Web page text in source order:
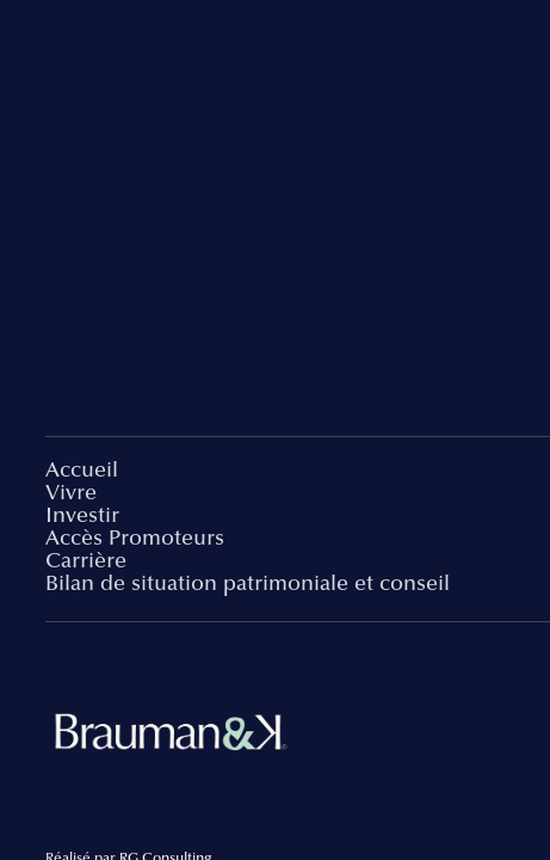
Accueil
Vivre
Investir
Accès Promoteurs
Carrière
Bilan de situation patrimoniale et conseil